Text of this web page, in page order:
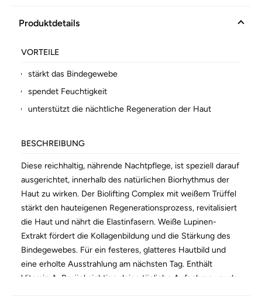
Produktdetails
VORTEILE
stärkt das Bindegewebe
spendet Feuchtigkeit
unterstützt die nächtliche Regeneration der Haut
BESCHREIBUNG
Diese reichhaltig, nährende Nachtpflege, ist speziell darauf
ausgerichtet, innerhalb des natürlichen Biorhythmus der
Haut zu wirken. Der Biolifting Complex mit weißem Trüffel
stärkt den hauteigenen Regenerationsprozess, revitalisiert
die Haut und nährt die Elastinfasern. Weiße Lupinen-
Extrakt fördert die Kollagenbildung und die Stärkung des
Bindegewebes. Für ein festeres, glatteres Hautbild und
eine erholte Ausstrahlung am nächsten Tag. Enthält
Vitamin A. Berücksichtige deine tägliche Aufnahme vor der